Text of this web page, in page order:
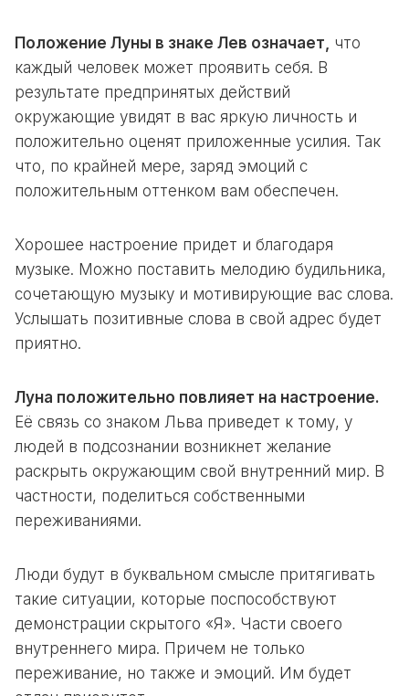
Положение Луны в знаке Лев означает, что
каждый человек может проявить себя. В
результате предпринятых действий
окружающие увидят в вас яркую личность и
положительно оценят приложенные усилия. Так
что, по крайней мере, заряд эмоций с
положительным оттенком вам обеспечен.
Хорошее настроение придет и благодаря
музыке. Можно поставить мелодию будильника,
сочетающую музыку и мотивирующие вас слова.
Услышать позитивные слова в свой адрес будет
приятно.
Луна положительно повлияет на настроение.
Её связь со знаком Льва приведет к тому, у
людей в подсознании возникнет желание
раскрыть окружающим свой внутренний мир. В
частности, поделиться собственными
переживаниями.
Люди будут в буквальном смысле притягивать
такие ситуации, которые поспособствуют
демонстрации скрытого «Я». Части своего
внутреннего мира. Причем не только
переживание, но также и эмоций. Им будет